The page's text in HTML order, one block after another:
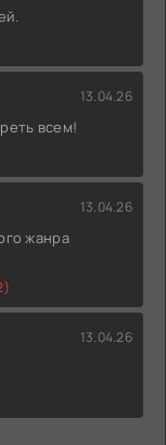
13.04.26
всем!
13.04.26
жанра
13.04.26